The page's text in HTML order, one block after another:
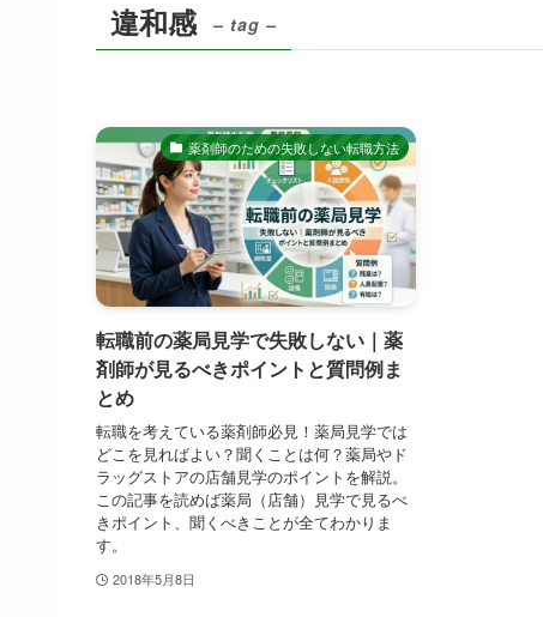
違和感 – tag –
薬剤師のための失敗しない転職方法
転職前の薬局見学で失敗しない｜薬
剤師が見るべきポイントと質問例ま
とめ
転職を考えている薬剤師必見！薬局見学では
どこを見ればよい？聞くことは何？薬局やド
ラッグストアの店舗見学のポイントを解説。
この記事を読めば薬局（店舗）見学で見るべ
きポイント、聞くべきことが全てわかりま
す。
2018年5月8日